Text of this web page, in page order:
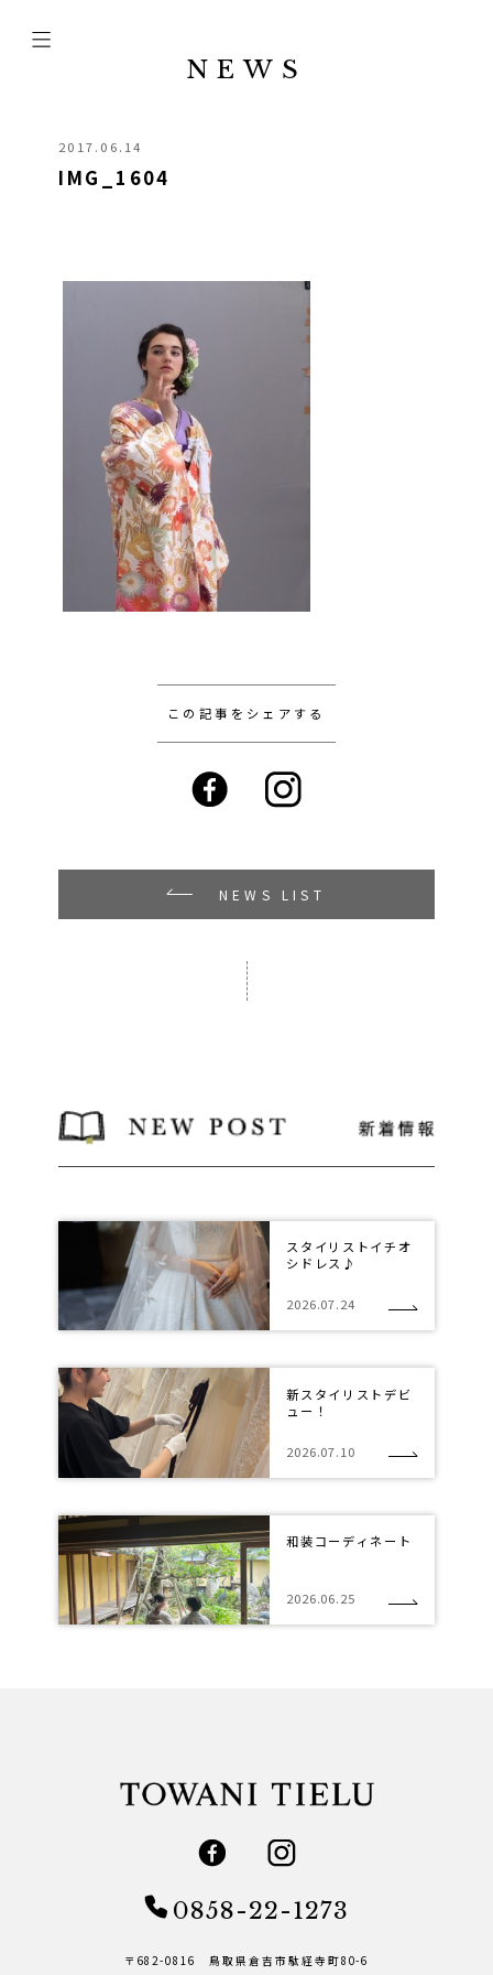
NEWS
2017.06.14
IMG_1604
この記事をシェアする
NEWS LIST
スタイリストイチオ
シドレス♪
2026.07.24
新スタイリストデビ
ュー！
2026.07.10
和装コーディネート
2026.06.25
0858-22-1273
〒682-0816 鳥取県倉吉市駄経寺町80-6